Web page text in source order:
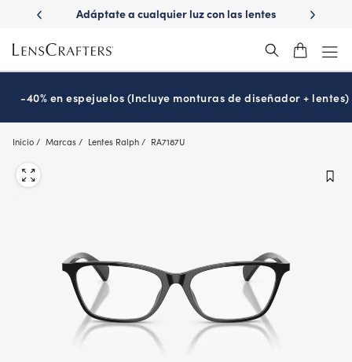
main
content
con
Adáptate a cualquier luz con las lentes
¿Es
-40% en espejuelos (Incluye monturas de diseñador + lentes)
Inicio Marcas Lentes Ralph RA7187U